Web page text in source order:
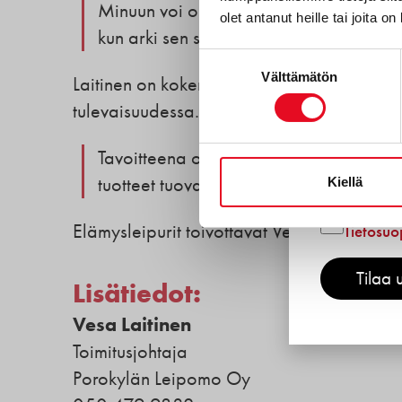
olet antanut heille tai joita
valinta
Välttämätön
Kiellä
Minuun voi olla yhteydessä monin
kun arki sen sallii.
Laitinen on kokenut vastaanoton
tulevaisuudessa.
Tavoitteena on pitää kiinni laadusta,
tuotteet tuovat jatkossakin iloa ja
Elämysleipurit toivottavat Vesa Laitisen
Lisätiedot:
Vesa Laitinen
Toimitusjohtaja
Porokylän Leipomo Oy
Reseptit
Tilaa